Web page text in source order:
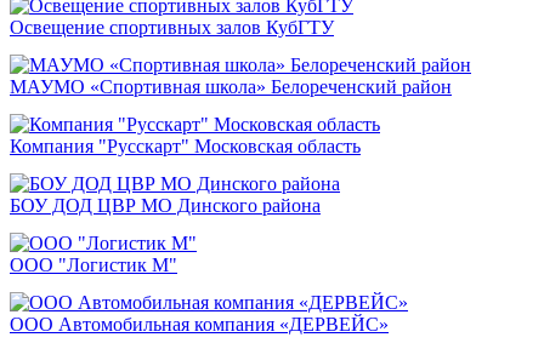
Освещение спортивных залов КубГТУ
МАУМО «Спортивная школа» Белореченский район
Компания "Русскарт" Московская область
БОУ ДОД ЦВР МО Динского района
ООО "Логистик М"
ООО Автомобильная компания «ДЕРВЕЙС»